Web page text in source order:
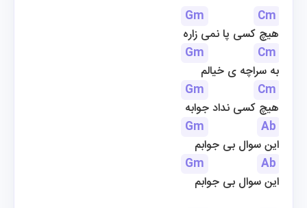
Gm
Cm
هیچ کسی پا نمی زاره
Gm
Cm
به سراچه ی خیالم
Gm
Cm
هیچ کسی نداد جوابه
Gm
Ab
این سوال بی جوابم
Gm
Ab
این سوال بی جوابم